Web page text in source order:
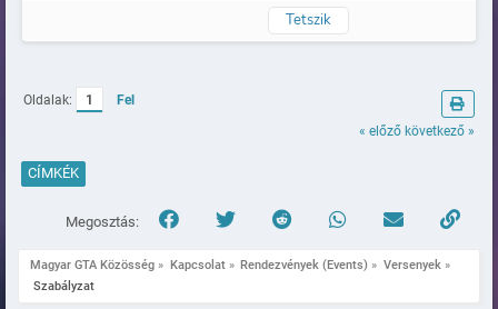
Tetszik
Oldalak: 1
Fel
« előző következő »
CÍMKÉK
Megosztás:
Magyar GTA Közösség » Kapcsolat » Rendezvények (Events) » Versenyek »
Szabályzat